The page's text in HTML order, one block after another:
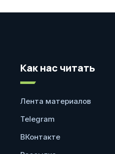
Как нас читать
Лента материалов
Telegram
ВКонтакте